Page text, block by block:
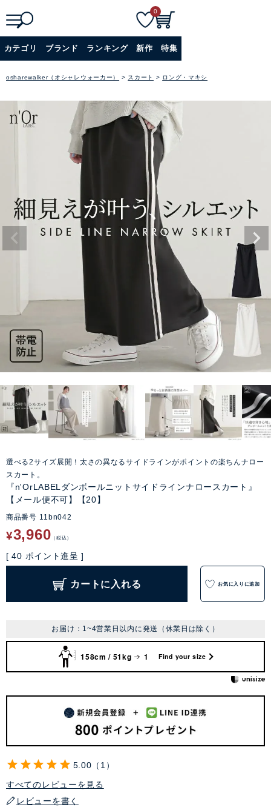
詳細検索
0
カテゴリ ブランド ランキング 新作 特集
osharewalker（オシャレウォーカー） スカート ロング・マキシ
選べる2サイズ展開！太さの異なるサイドラインがポイントの楽ちんナロー
スカート。
『n'OrLABELダンボールニットサイドラインナロースカート』
【メール便不可】【20】
商品番号 11bn042
¥3,960 税込
[ 40 ポイント進呈 ]
カートに入れる お気に入りに追加
お届け：1~4営業日以内に発送（休業日は除く）
158cm / 51kg 1 Find your size
5.00
1
すべてのレビューを見る
レビューを書く